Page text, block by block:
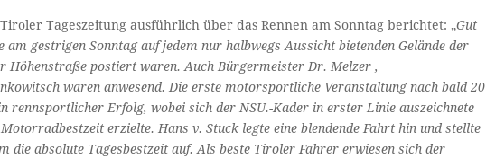
Tageszeitung ausführlich über das Rennen am Sonntag berichtet: „Gut
am gestrigen Sonntag auf jedem nur halbwegs Aussicht bietenden Gelände der
Höhenstraße postiert waren. Auch Bürgermeister Dr. Melzer ,
waren anwesend. Die erste motorsportliche Veranstaltung nach bald 20
rennsportlicher Erfolg, wobei sich der NSU.-Kader in erster Linie auszeichnete
erzielte. Hans v. Stuck legte eine blendende Fahrt hin und stellte
die absolute Tagesbestzeit auf. Als beste Tiroler Fahrer erwiesen sich der